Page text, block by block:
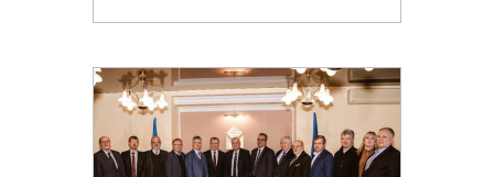
Вибори до складу НАН України
НОВИНИ
ЗАСІДАННЯ ПРЕЗИДІЇ НАН УКРАЇНИ